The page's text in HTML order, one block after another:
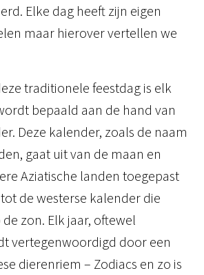
Elke dag heeft zijn eigen
maar hierover vertellen we
traditionele feestdag is elk
bepaald aan de hand van
Deze kalender, zoals de naam
gaat uit van de maan en
Aziatische landen toegepast
de westerse kalender die
zon. Elk jaar, oftewel
vertegenwoordigd door een
dierenriem – Zodiacs en zo is